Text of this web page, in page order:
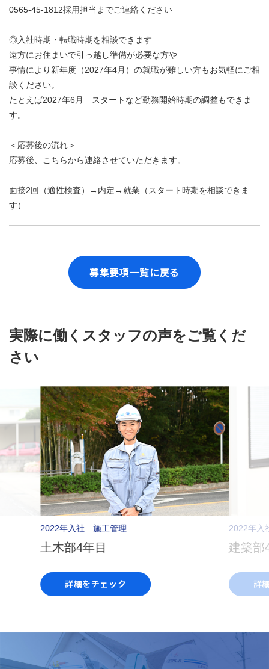
0565-45-1812採用担当までご連絡ください
◎入社時期・転職時期を相談できます
遠方にお住まいで引っ越し準備が必要な方や
事情により新年度（2027年4月）の就職が難しい方もお気軽にご相
談ください。
たとえば2027年6月 スタートなど勤務開始時期の調整もできま
す。
＜応募後の流れ＞
応募後、こちらから連絡させていただきます。
面接2回（適性検査）→内定→就業（スタート時期を相談できま
す）
募集要項一覧に戻る
実際に働くスタッフの声をご覧くだ
さい
2022年入社 施工管理
土木部4年目
詳細をチェック
2022年
建築部
詳